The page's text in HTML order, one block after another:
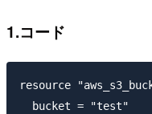
1.コード
resource
  bucket = "test"